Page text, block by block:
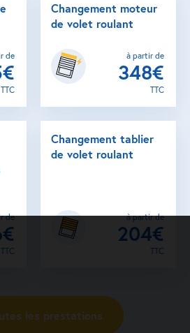
de
TTC
Changement moteur
de volet roulant
à partir de
348€
TTC
de
TTC
Changement tablier
de volet roulant
à partir de
204€
TTC
les prestations